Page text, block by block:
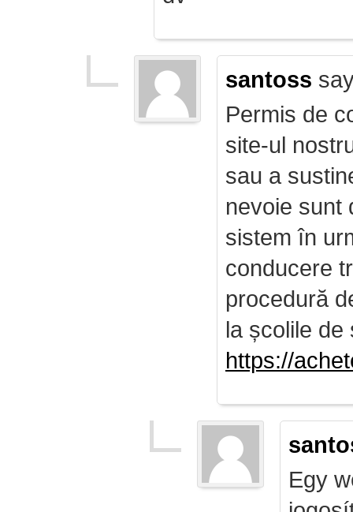
santoss
Permis de
site-ul
sau a
nevoie sunt
sistem în
conducere
procedură
la școlile de
https://
Egy